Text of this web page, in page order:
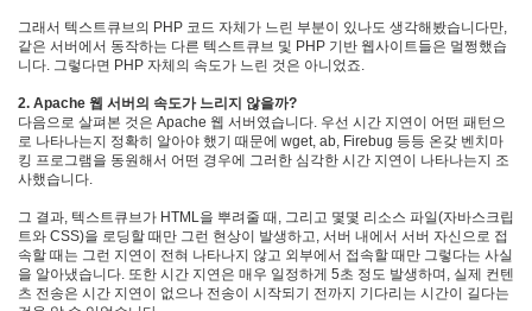
그래서 텍스트큐브의 PHP 코드 자체가 느린 부분이 있나도 생각해봤습니다만,
같은 서버에서 동작하는 다른 텍스트큐브 및 PHP 기반 웹사이트들은 멀쩡했습
니다. 그렇다면 PHP 자체의 속도가 느린 것은 아니었죠.
2. Apache 웹 서버의 속도가 느리지 않을까?
다음으로 살펴본 것은 Apache 웹 서버였습니다. 우선 시간 지연이 어떤 패턴으
로 나타나는지 정확히 알아야 했기 때문에 wget, ab, Firebug 등등 온갖 벤치마
킹 프로그램을 동원해서 어떤 경우에 그러한 심각한 시간 지연이 나타나는지 조
사했습니다.
그 결과, 텍스트큐브가 HTML을 뿌려줄 때, 그리고 몇몇 리소스 파일(자바스크립
트와 CSS)을 로딩할 때만 그런 현상이 발생하고, 서버 내에서 서버 자신으로 접
속할 때는 그런 지연이 전혀 나타나지 않고 외부에서 접속할 때만 그렇다는 사실
을 알아냈습니다. 또한 시간 지연은 매우 일정하게 5초 정도 발생하며, 실제 컨텐
츠 전송은 시간 지연이 없으나 전송이 시작되기 전까지 기다리는 시간이 길다는
IE6
i18n
어
니
루
작
업
관
리